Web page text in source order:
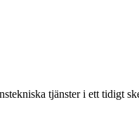
tjänster i ett tidigt